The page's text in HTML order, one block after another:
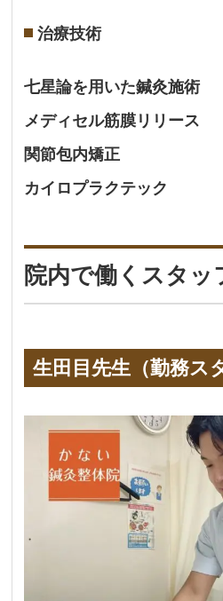
治療技術
七星論を用いた鍼灸施術
メディセル筋膜リリース
関節包内矯正
カイロプラクテック
院内で働くスタッ
生田目先生（勤務ス